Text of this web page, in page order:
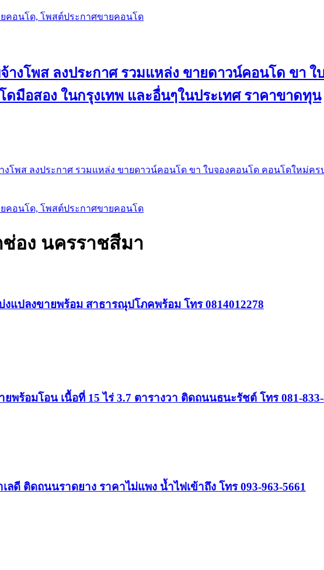
คอนโด, โพสต์ประกาศขายคอนโด
างโพส ลงประกาศ รวมแหล่ง ขายดาวน์คอนโด ขา
มือสอง ในกรุงเทพ และอื่นๆในประเทศ ราคาขาดทุน
งโพส ลงประกาศ รวมแหล่ง ขายดาวน์คอนโด ขา ใบจองคอนโด คอนโดใหม่ค
คอนโด, โพสต์ประกาศขายคอนโด
อง นครราชสีมา
แปลงขายพร้อม สาธารณุปโภคพร้อม โทร 0814012278
ร้อมโอน เนื้อที่ 15 ไร่ 3.7 ตารางวา ติดถนนธนะรัชต์ โทร 081-833-
ดี ติดถนนราดยาง ราคาไม่แพง น้ำไฟเข้าถึง โทร 093-963-5661